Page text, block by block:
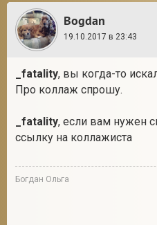
Bogdan
19.10.2017 в 23:43
_fatality, вы когда-то
Про коллаж спрошу.
_fatality, если вам нужен
ссылку на коллажиста
Богдан Ольга